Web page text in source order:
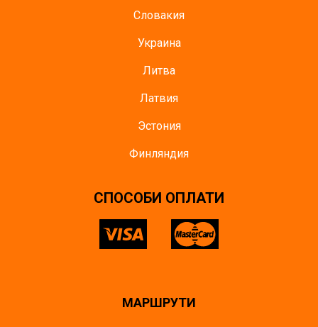
Словакия
Украина
Литва
Латвия
Эстония
Финляндия
СПОСОБИ ОПЛАТИ
МАРШРУТИ